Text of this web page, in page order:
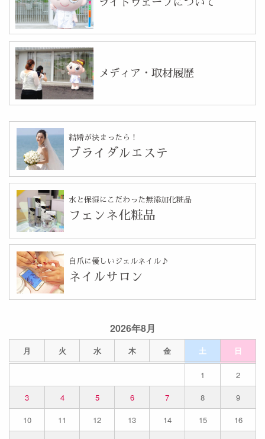
2026年8月
月 火 水 木 金 土 日
1
2
3
4 5 6 7 8
9
10
11 12 13 14 15
16
ライトウェーブについて
メディア・取材履歴
結婚が決まったら！
ブライダルエステ
水と保湿にこだわった無添加化粧品
フェンネ化粧品
自爪に優しいジェルネイル♪
ネイルサロン